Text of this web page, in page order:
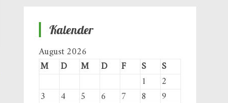
Kalender
August 2026
M
D M D F S
S
1
2
3
4 5 6 7 8
9